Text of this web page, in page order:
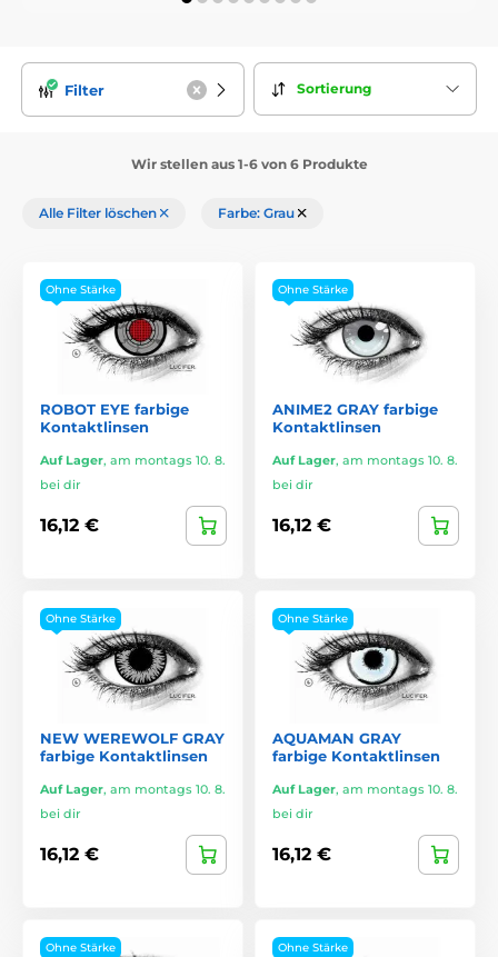
Filter Sortierung
Wir stellen aus 1-6 von 6 Produkte
Alle Filter löschen Farbe: Grau
Ohne Stärke
ROBOT EYE farbige
Kontaktlinsen
Auf Lager, am montags 10. 8.
bei dir
16,12 €
Ohne Stärke
ANIME2 GRAY farbige
Kontaktlinsen
Auf Lager, am montags 10. 8.
bei dir
16,12 €
Ohne Stärke
NEW WEREWOLF GRAY
farbige Kontaktlinsen
Auf Lager, am montags 10. 8.
bei dir
16,12 €
Ohne Stärke
AQUAMAN GRAY
farbige Kontaktlinsen
Auf Lager, am montags 10. 8.
bei dir
16,12 €
Ohne Stärke Ohne Stärke